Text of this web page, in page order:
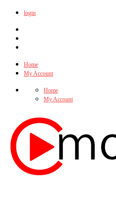
login
Home
My Account
Home
My Account